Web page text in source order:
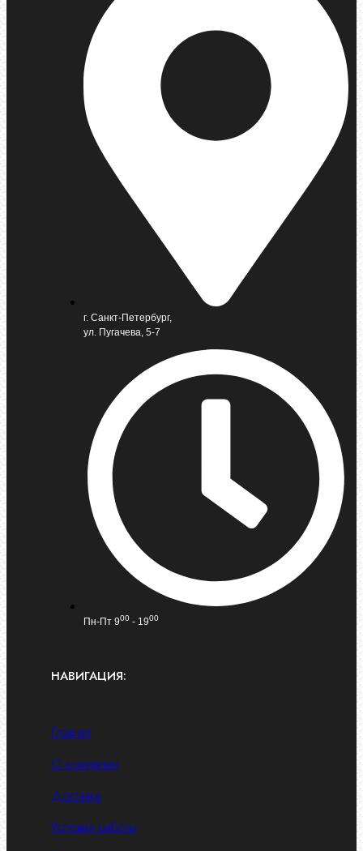
г. Санкт-Петербург,
ул. Пугачева, 5-7
Пн-Пт 900 - 1900
НАВИГАЦИЯ:
Главная
О компании
Доставка
Условия работы